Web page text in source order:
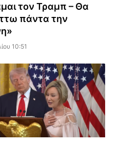
τον Τραμπ – Θα
πάντα την
10:51